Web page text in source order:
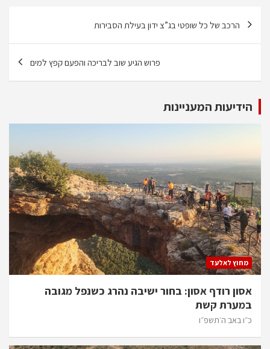
הרכב של כל שופטי בג”צ ידון בעילת הסבירות
פרוש הגיע שוב לבריכה והפעם קפץ למים
הידיעות המעניינות
מחוץ לאלעד
אסון רודף אסון: בחור ישיבה נהרג כשנפל מגובה
במערת קשת
כ״ו באב ה׳תשפ״ו